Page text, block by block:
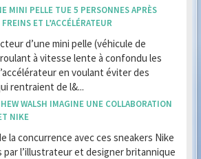
MINI PELLE TUE 5 PERSONNES APRÈS
ET L’ACCÉLÉRATEUR
d’une mini pelle (véhicule de
à vitesse lente à confondu les
en voulant éviter des
rentraient de l&...
WALSH IMAGINE UNE COLLABORATION
NIKE
la concurrence avec ces sneakers Nike
par l’illustrateur et designer britannique